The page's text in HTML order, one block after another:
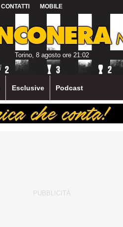
CONTATTI MOBILE
Torino, 8 agosto ore 21:02
Esclusive Podcast